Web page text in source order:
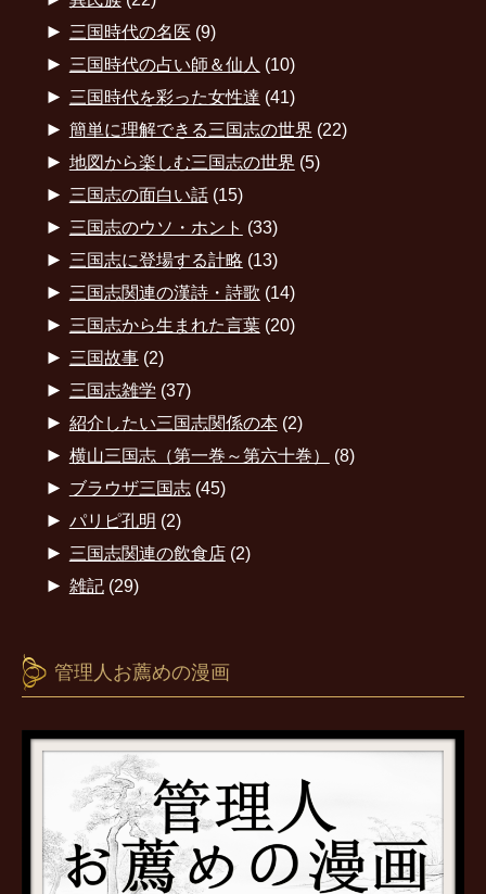
► 三国時代の名医 (9)
► 三国時代の占い師＆仙人 (10)
► 三国時代を彩った女性達 (41)
► 簡単に理解できる三国志の世界 (22)
► 地図から楽しむ三国志の世界 (5)
► 三国志の面白い話(15)
► 三国志のウソ・ホント (33)
► 三国志に登場する計略 (13)
► 三国志関連の漢詩・詩歌 (14)
► 三国志から生まれた言葉(20)
► 三国故事(2)
► 三国志雑学 (37)
► 紹介したい三国志関係の本(2)
► 横山三国志（第一巻～第六十巻） (8)
► ブラウザ三国志(45)
► パリピ孔明 (2)
► 三国志関連の飲食店(2)
► 雑記(29)
管理人お薦めの漫画